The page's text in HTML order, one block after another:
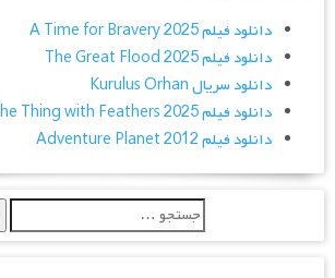
دانلود فیلم A Time for Bravery 2025
دانلود فیلم The Great Flood 2025
دانلود سریال Kurulus Orhan
دانلود فیلم The Thing with Feathers 2025
دانلود فیلم Adventure Planet 2012